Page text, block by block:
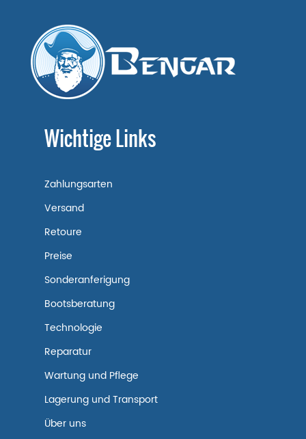
Wichtige Links
Zahlungsarten
Versand
Retoure
Preise
Sonderanferigung
Bootsberatung
Technologie
Reparatur
Wartung und Pflege
Lagerung und Transport
Über uns